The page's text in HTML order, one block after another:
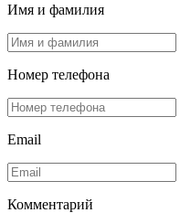
Имя и фамилия
Номер телефона
Email
Комментарий